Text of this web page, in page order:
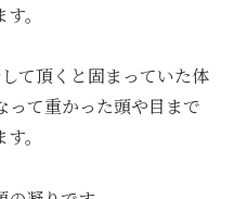
。
て頂くと固まっていた体
って重かった頭や目まで
。